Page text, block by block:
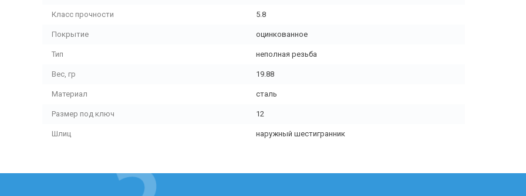
Класс прочности 5.8
Покрытие оцинкованное
Тип неполная резьба
Вес, гр 19.88
Материал сталь
Размер под ключ 12
Шлиц наружный шестигранник